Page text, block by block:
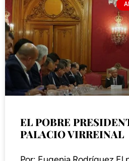
EL POBRE
PALACIO VIRREINAL